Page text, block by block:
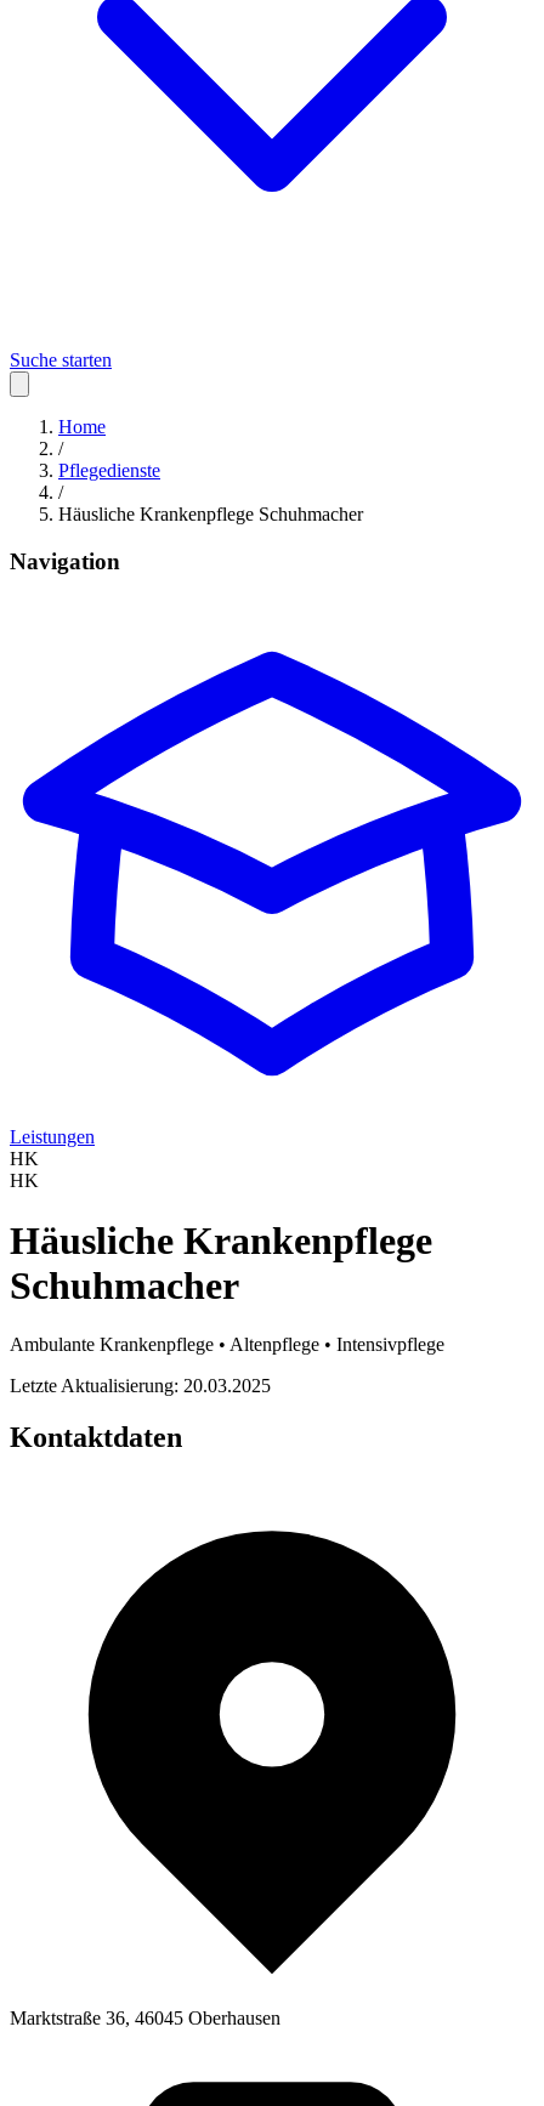
Suche starten
Home
/
Pflegedienste
/
Häusliche Krankenpflege Schuhmacher
Navigation
Leistungen
HK
HK
Häusliche Krankenpflege
Schuhmacher
Ambulante Krankenpflege • Altenpflege • Intensivpflege
Letzte Aktualisierung: 20.03.2025
Kontaktdaten
Marktstraße 36, 46045 Oberhausen